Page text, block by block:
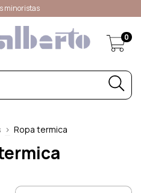
minoristas
0
> Ropa termica